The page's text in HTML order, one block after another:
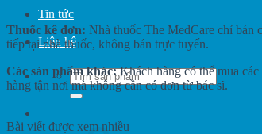
Tin tức
Liên hệ
Tìm
kiếm:
Thuốc kê đơn: Nhà thuốc The MedCare chỉ bán
tiếp tại nhà thuốc, không bán trực tuyến.
Các sản phẩm khác:Khách hàng có thể mua
hàng tận nơi mà không cần có đơn từ bác sĩ.
Bài viết được xem nhiều